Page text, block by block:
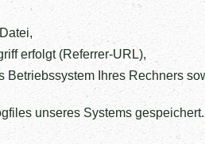
erfolgt (Referrer-URL),
Betriebssystem Ihres Rechners
unseres Systems